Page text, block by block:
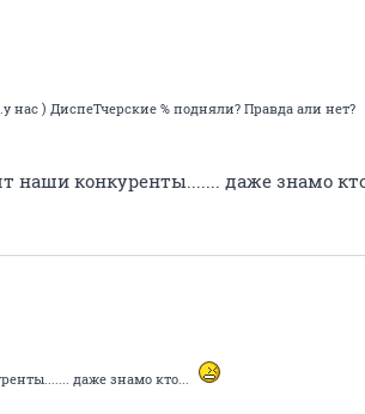
нас ) ДиспеТчерские % подняли? Правда али нет?
наши конкуренты....... даже знамо
даже знамо кто...